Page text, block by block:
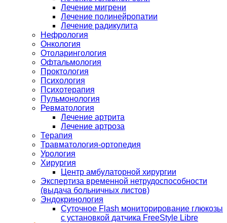
Лечение мигрени
Лечение полинейропатии
Лечение радикулита
Нефрология
Онкология
Отоларингология
Офтальмология
Проктология
Психология
Психотерапия
Пульмонология
Ревматология
Лечение артрита
Лечение артроза
Терапия
Травматология-ортопедия
Урология
Хирургия
Центр амбулаторной хирургии
Экспертиза временной нетрудоспособности
(выдача больничных листов)
Эндокринология
Суточное Flash мониторирование глюкозы
с установкой датчика FreeStyle Libre